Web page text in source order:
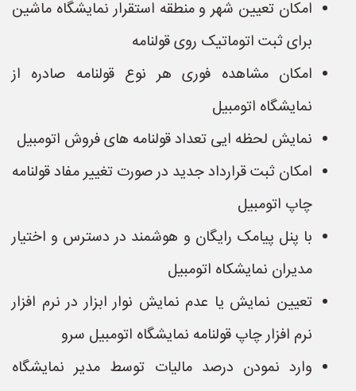
امکان تعیین شهر و منطقه استقرار نمایشگاه ماشین
برای ثبت اتوماتیک روی قولنامه
امکان مشاهده فوری هر نوع قولنامه صادره از
نمایشگاه اتومبیل
نمایش لحظه ایی تعداد قولنامه های فروش اتومبیل
امکان ثبت قرارداد جدید در صورت تغییر مفاد قولنامه
چاپ اتومبیل
با پنل پیامک رایگان و هوشمند در دسترس و اختیار
مدیران نمایشکاه اتومبیل
تعیین نمایش یا عدم نمایش نوار ابزار در نرم افزار
نرم افزار چاپ قولنامه نمایشگاه اتومبیل سرو
وارد نمودن درصد مالیات توسط مدیر نمایشگاه